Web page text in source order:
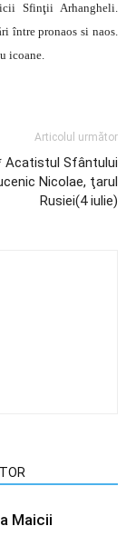
Sfinţii Arhangheli.
între pronaos si naos.
icoane.
Articolul următor
Sfântului
Nicolae, ţarul
Rusiei(4 iulie)
Maicii